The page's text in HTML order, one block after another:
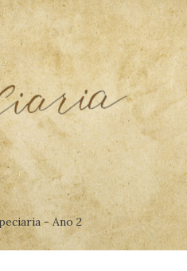
- Ano 2